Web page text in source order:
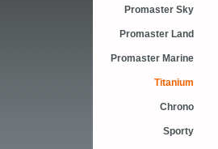
Promaster Sky
Promaster Land
Promaster Marine
Titanium
Chrono
Sporty